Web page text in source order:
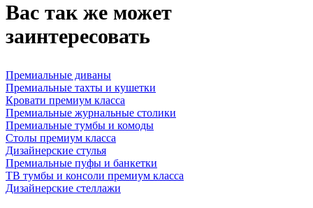
Вас так же может
заинтересовать
Премиальные диваны
Премиальные тахты и кушетки
Кровати премиум класса
Премиальные журнальные столики
Премиальные тумбы и комоды
Столы премиум класса
Дизайнерские стулья
Премиальные пуфы и банкетки
ТВ тумбы и консоли премиум класса
Дизайнерские стеллажи